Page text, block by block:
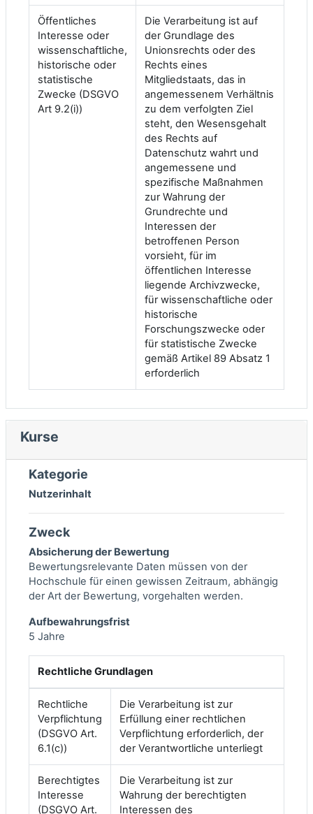
Öffentliches
Interesse oder
wissenschaftliche,
historische oder
statistische
Zwecke (DSGVO
Art 9.2(i))
Die Verarbeitung ist auf
der Grundlage des
Unionsrechts oder des
Rechts eines
Mitgliedstaats, das in
angemessenem Verhältnis
zu dem verfolgten Ziel
steht, den Wesensgehalt
des Rechts auf
Datenschutz wahrt und
angemessene und
spezifische Maßnahmen
zur Wahrung der
Grundrechte und
Interessen der
betroffenen Person
vorsieht, für im
öffentlichen Interesse
liegende Archivzwecke,
für wissenschaftliche oder
historische
Forschungszwecke oder
für statistische Zwecke
gemäß Artikel 89 Absatz 1
erforderlich
Kurse
Kategorie
Nutzerinhalt
Zweck
Absicherung der Bewertung
Bewertungsrelevante Daten müssen von der
Hochschule für einen gewissen Zeitraum, abhängig
der Art der Bewertung, vorgehalten werden.
Aufbewahrungsfrist
5 Jahre
Rechtliche Grundlagen
Rechtliche
Verpflichtung
(DSGVO Art.
6.1(c))
Die Verarbeitung ist zur
Erfüllung einer rechtlichen
Verpflichtung erforderlich, der
der Verantwortliche unterliegt
Berechtigtes
Interesse
(DSGVO Art.
Die Verarbeitung ist zur
Wahrung der berechtigten
Interessen des